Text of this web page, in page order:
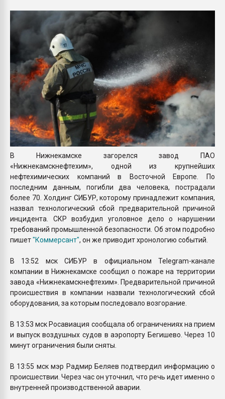
В Нижнекамске загорелся завод ПАО
«Нижнекамскнефтехим», одной из крупнейших
нефтехимических компаний в Восточной Европе. По
последним данным, погибли два человека, пострадали
более 70. Холдинг СИБУР, которому принадлежит компания,
назвал технологический сбой предварительной причиной
инцидента. СКР возбудил уголовное дело о нарушении
требований промышленной безопасности. Об этом подробно
пишет"Коммерсант", он же приводит хронологию событий.
В 13:52 мск СИБУР в официальном Telegram-канале
компании в Нижнекамске сообщил о пожаре на территории
завода «Нижнекамскнефтехим». Предварительной причиной
происшествия в компании назвали технологический сбой
оборудования, за которым последовало возгорание.
В 13:53 мск Росавиация сообщала об ограничениях на прием
и выпуск воздушных судов в аэропорту Бегишево. Через 10
минут ограничения были сняты.
В 13:55 мск мэр Радмир Беляев подтвердил информацию о
происшествии. Через час он уточнил, что речь идет именно о
внутренней производственной аварии.